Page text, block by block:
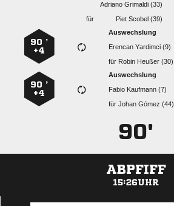
  
für
  
Auswechslung
  
für   
90 ’
+4
Auswechslung
  
für  
90 ’
+4
90'
ABPFIFF
15:26UHR
ANZEIGE